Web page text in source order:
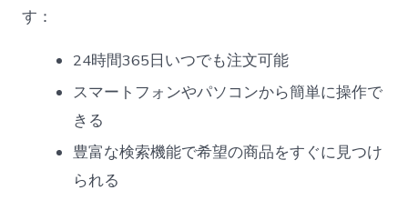
す：
24時間365日いつでも注文可能
スマートフォンやパソコンから簡単に操作で
きる
豊富な検索機能で希望の商品をすぐに見つけ
られる